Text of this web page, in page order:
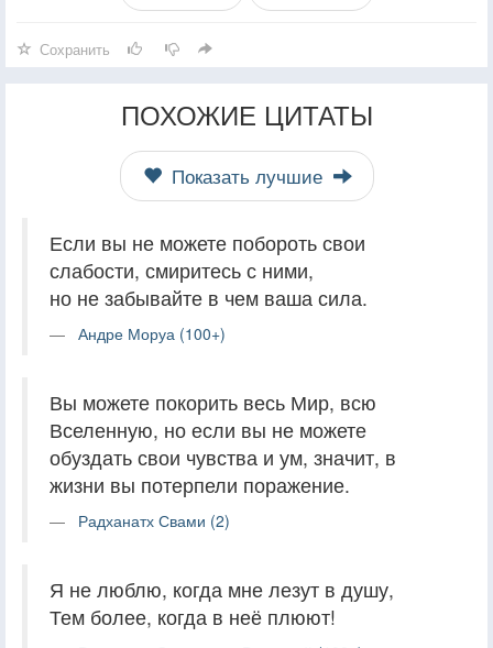
Сохранить
ПОХОЖИЕ ЦИТАТЫ
Показать лучшие
Если вы не можете побороть свои
слабости, смиритесь с ними,
но не забывайте в чем ваша сила.
Андре Моруа (100+)
Вы можете покорить весь Мир, всю
Вселенную, но если вы не можете
обуздать свои чувства и ум, значит, в
жизни вы потерпели поражение.
Радханатх Свами (2)
Я не люблю, когда мне лезут в душу,
Тем более, когда в неё плюют!